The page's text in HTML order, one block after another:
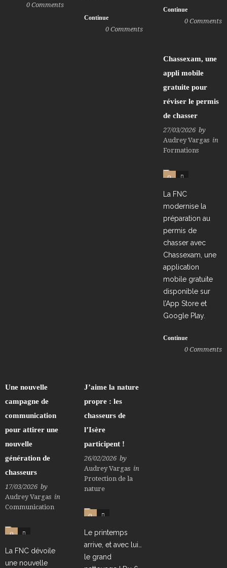
0Comments
Continue
0Comments
Continue
0Comments
Chassexam, une
appli mobile
gratuite pour
réviser le permis
de chasser
27/03/2026 by
Audrey Vargas in
Formations
0 0
La FNC
modernise la
préparation au
permis de
chasser avec
Chassexam, une
application
mobile gratuite
disponible sur
l’App Store et
Google Play.
Continue
0Comments
Une nouvelle
campagne de
communication
pour attirer une
nouvelle
génération de
chasseurs
17/03/2026 by
Audrey Vargas in
Communication
0 0
La FNC dévoile
une nouvelle
J’aime la nature
propre : les
chasseurs de
l’Isère
participent !
26/02/2026 by
Audrey Vargas in
Protection de la
nature
0 0
Le printemps
arrive, et avec lui…
le grand